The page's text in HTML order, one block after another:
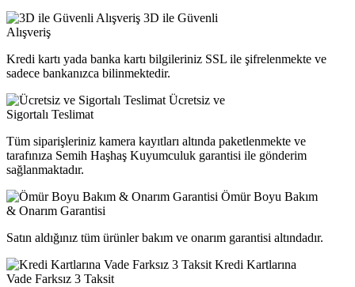
3D ile Güvenli
Alışveriş
Kredi kartı yada banka kartı bilgileriniz SSL ile şifrelenmekte ve
sadece bankanızca bilinmektedir.
Ücretsiz ve
Sigortalı Teslimat
Tüm siparişleriniz kamera kayıtları altında paketlenmekte ve
tarafınıza Semih Haşhaş Kuyumculuk garantisi ile gönderim
sağlanmaktadır.
Ömür Boyu Bakım
& Onarım Garantisi
Satın aldığınız tüm ürünler bakım ve onarım garantisi altındadır.
Kredi Kartlarına
Vade Farksız 3 Taksit